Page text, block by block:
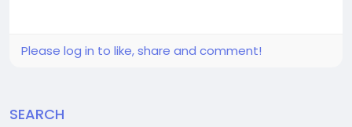
Please log in to like, share and comment!
SEARCH